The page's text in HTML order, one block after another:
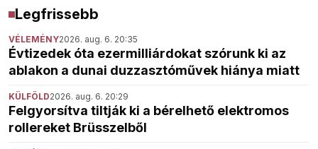
Legfrissebb
VÉLEMÉNY2026. aug. 6. 20:35
Évtizedek óta ezermilliárdokat szórunk ki az
ablakon a dunai duzzasztóművek hiánya miatt
KÜLFÖLD2026. aug. 6. 20:29
Felgyorsítva tiltják ki a bérelhető elektromos
rollereket Brüsszelből